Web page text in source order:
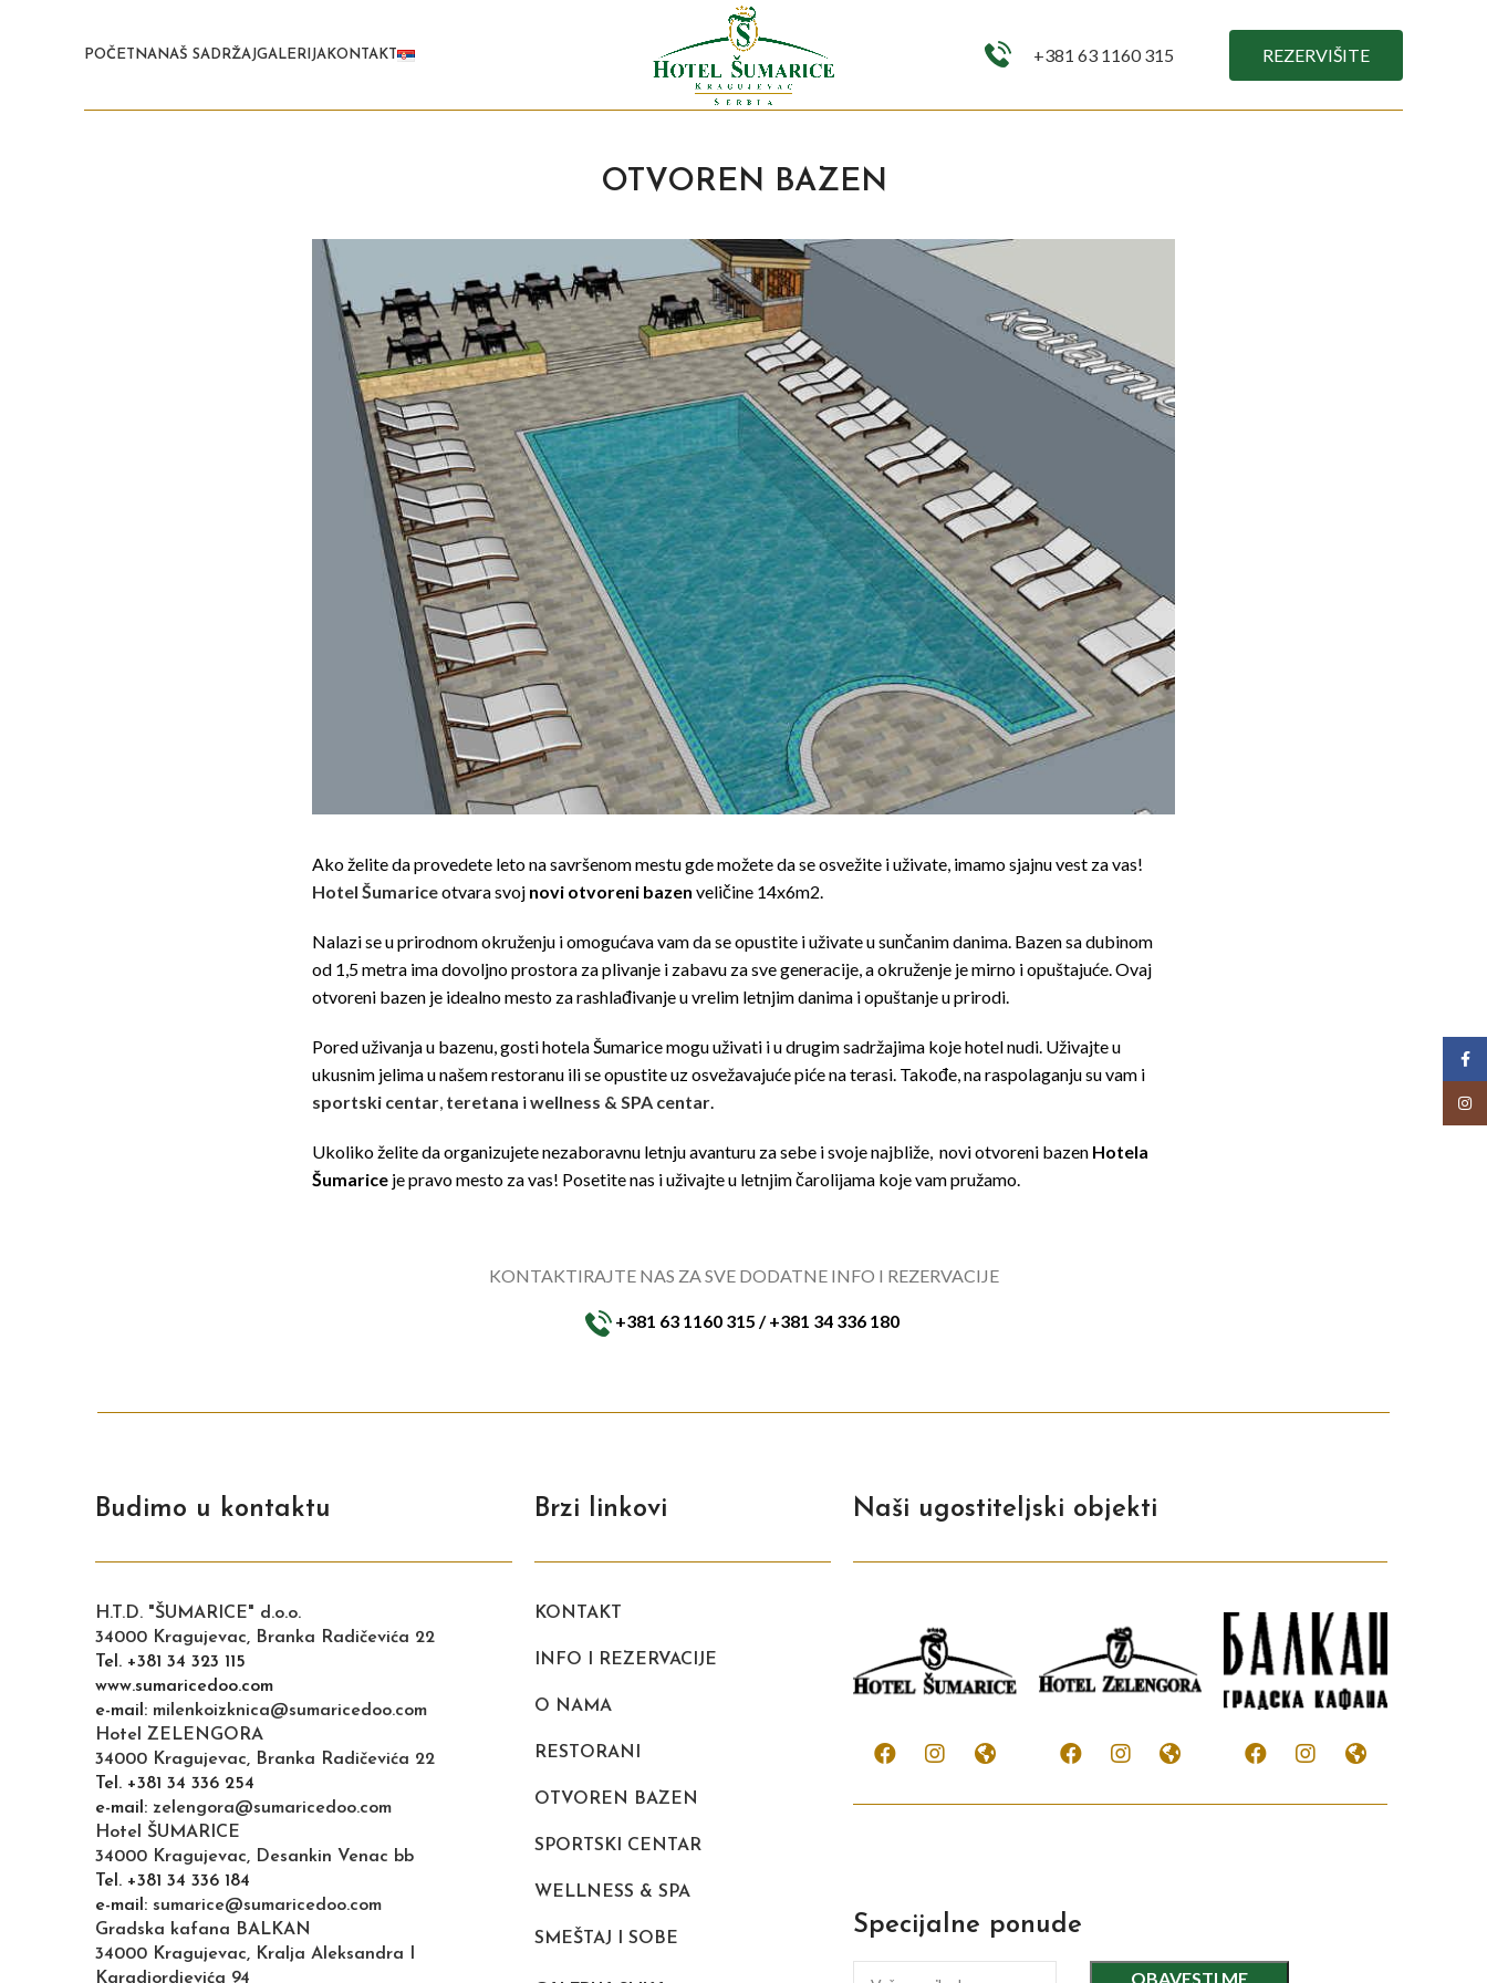
POČETNA NAŠ SADRŽAJGALERIJA KONTAKT +381 63 1160 315 REZERVIŠITE
OTVOREN BAZEN
Ako želite da provedete leto na savršenom mestu gde možete da se osvežite i uživate, imamo sjajnu vest za vas!
Hotel Šumariceotvara svoj novi otvoreni bazen veličine 14x6m2.
Nalazi se u prirodnom okruženju i omogućava vam da se opustite i uživate u sunčanim danima. Bazen sa dubinom
od 1,5 metra ima dovoljno prostora za plivanje i zabavu za sve generacije, a okruženje je mirno i opuštajuće. Ovaj
otvoreni bazen je idealno mesto za rashlađivanje u vrelim letnjim danima i opuštanje u prirodi.
Pored uživanja u bazenu, gosti hotela Šumarice mogu uživati i u drugim sadržajima koje hotel nudi. Uživajte u
ukusnim jelima u našem restoranu ili se opustite uz osvežavajuće piće na terasi. Takođe, na raspolaganju su vam i
sportski centar teretana iwellness & SPA centar
Ukoliko želite da organizujete nezaboravnu letnju avanturu za sebe i svoje najbliže, novi otvoreni bazen Hotela
Šumarice je pravo mesto za vas! Posetite nas i uživajte u letnjim čarolijama koje vam pružamo.
KONTAKTIRAJTE NAS ZA SVE DODATNE INFO I REZERVACIJE
+381 63 1160 315 / +381 34 336 180
Budimo u kontaktu
H.T.D. "ŠUMARICE" d.o.o.
34000 Kragujevac, Branka Radičevića 22
Tel. +381 34 323 115
www.sumaricedoo.com
e-mail: milenkoizknica@sumaricedoo.com
Hotel ZELENGORA
34000 Kragujevac, Branka Radičevića 22
Tel. +381 34 336 254
e-mail: zelengora@sumaricedoo.com
Hotel ŠUMARICE
34000 Kragujevac, Desankin Venac bb
Tel. +381 34 336 184
e-mail: sumarice@sumaricedoo.com
Gradska kafana BALKAN
34000 Kragujevac, Kralja Aleksandra I
Karadjordjevića 94
Brzi linkovi
KONTAKT
INFO I REZERVACIJE
O NAMA
RESTORANI
OTVOREN BAZEN
SPORTSKI CENTAR
WELLNESS & SPA
SMEŠTAJ I SOBE
Naši ugostiteljski objekti
Specijalne ponude